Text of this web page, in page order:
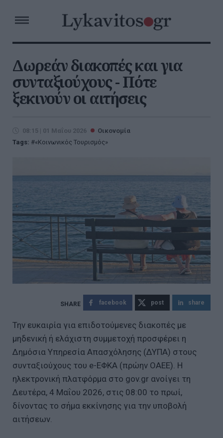
Δωρεάν διακοπές και για
συνταξιούχους - Πότε
ξεκινούν οι αιτήσεις
08:15 | 01 Μαΐου 2026
Οικονομία
Tags:
«Κοινωνικός Τουρισμός»
facebook post share
Την ευκαιρία για επιδοτούμενες διακοπές με
μηδενική ή ελάχιστη συμμετοχή προσφέρει η
Δημόσια Υπηρεσία Απασχόλησης (ΔΥΠΑ) στους
συνταξιούχους του e-ΕΦΚΑ (πρώην ΟΑΕΕ). Η
ηλεκτρονική πλατφόρμα στο gov.gr ανοίγει τη
Δευτέρα, 4 Μαΐου 2026, στις 08:00 το πρωί,
δίνοντας το σήμα εκκίνησης για την υποβολή
αιτήσεων.